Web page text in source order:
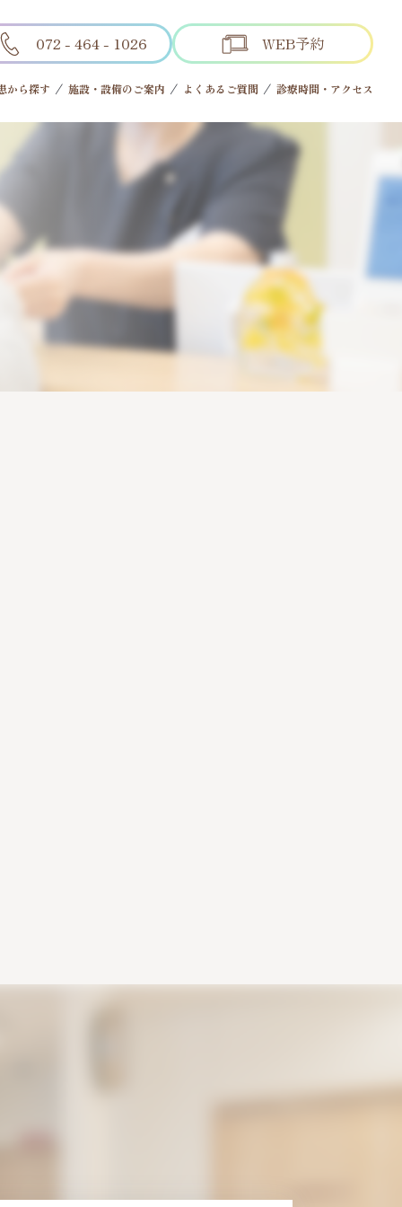
072 - 464 - 1026 WEB予約
から探す 施設・設備のご案内 よくあるご質問 診療時間・アクセス